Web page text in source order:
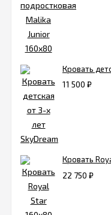
Кровать
11 500 ₽
Кровать
22 750 ₽